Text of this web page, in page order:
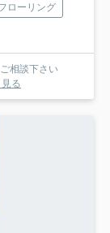
ローリング
相談下さい
る